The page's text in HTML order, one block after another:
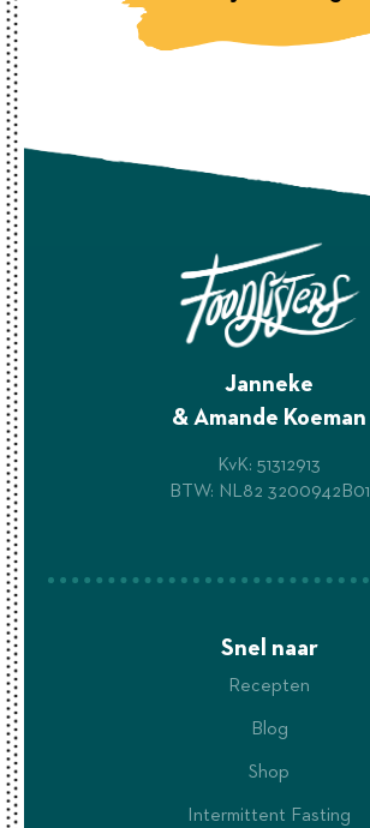
Janneke
& Amande Koeman
KvK: 51312913
BTW: NL82 3200942B01
Snel naar
Recepten
Blog
Shop
Intermittent Fasting